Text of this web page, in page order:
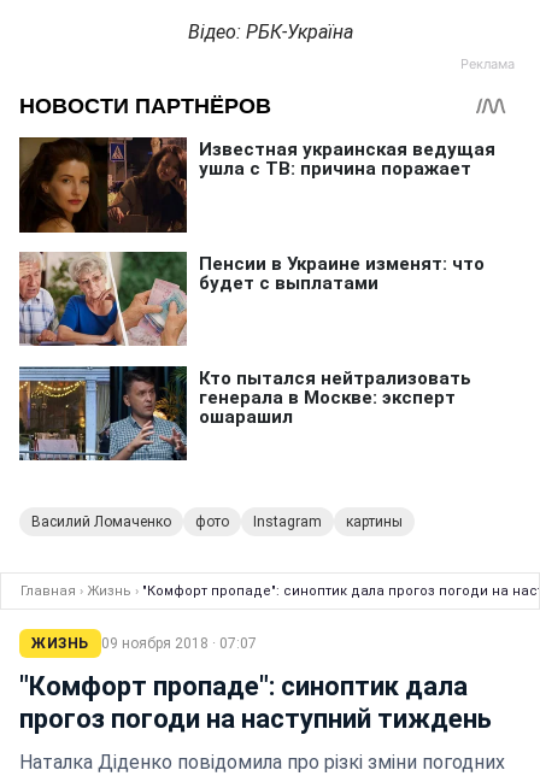
Відео: РБК-Україна
Василий Ломаченко фото Instagram картины
Главная › Жизнь › "Комфорт пропаде": синоптик дала прогоз погоди на
ЖИЗНЬ 09 ноября 2018 · 07:07
"Комфорт пропаде": синоптик дала
прогоз погоди на наступний тиждень
Наталка Діденко повідомила про різкі зміни погодних